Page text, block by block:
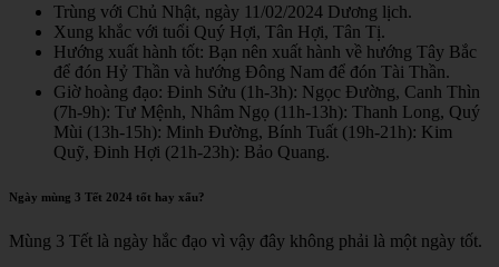
Trùng với Chủ Nhật, ngày 11/02/2024 Dương lịch.
Xung khắc với tuổi Quý Hợi, Tân Hợi, Tân Tị.
Hướng xuất hành tốt: Bạn nên xuất hành về hướng Tây Bắc
để đón Hỷ Thần và hướng Đông Nam để đón Tài Thần.
Giờ hoàng đạo: Đinh Sửu (1h-3h): Ngọc Đường, Canh Thìn
(7h-9h): Tư Mệnh, Nhâm Ngọ (11h-13h): Thanh Long, Quý
Mùi (13h-15h): Minh Đường, Bính Tuất (19h-21h): Kim
Quỹ, Đinh Hợi (21h-23h): Bảo Quang.
Ngày mùng 3 Tết 2024 tốt hay xấu?
Mùng 3 Tết là ngày hắc đạo vì vậy đây không phải là một ngày tốt.